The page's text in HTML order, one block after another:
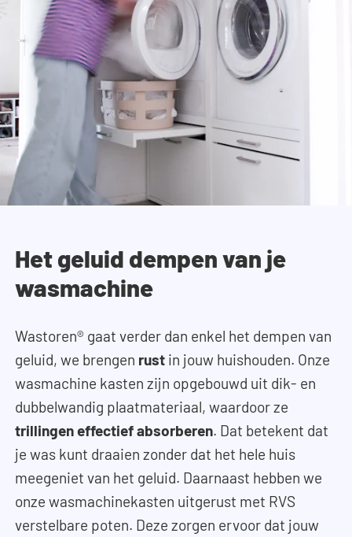
Het geluid dempen van je
wasmachine
Wastoren® gaat verder dan enkel het dempen van
geluid, we brengen rust in jouw huishouden. Onze
wasmachine kasten zijn opgebouwd uit dik- en
dubbelwandig plaatmateriaal, waardoor ze
trillingen effectief absorberen. Dat betekent dat
je was kunt draaien zonder dat het hele huis
meegeniet van het geluid. Daarnaast hebben we
onze wasmachinekasten uitgerust met RVS
verstelbare poten. Deze zorgen ervoor dat jouw